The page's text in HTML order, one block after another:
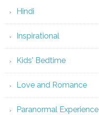
Hindi
Inspirational
Kids' Bedtime
Love and Romance
Paranormal Experience